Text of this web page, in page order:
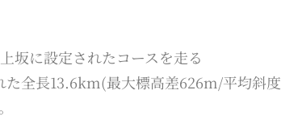
坂に設定されたコースを走る
た全長13.6km(最大標高差626m/平均斜度